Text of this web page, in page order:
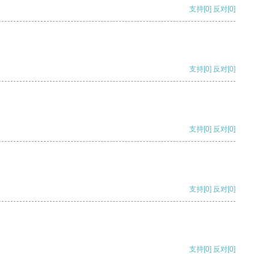
支持[0] 反对[0]
支持[0] 反对[0]
支持[0] 反对[0]
支持[0] 反对[0]
支持[0] 反对[0]